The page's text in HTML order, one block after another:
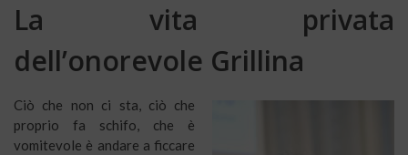
La vita privata
dell’onorevole Grillina
Ciò che non ci sta, ciò che
proprio fa schifo, che è
vomitevole è andare a ficcare